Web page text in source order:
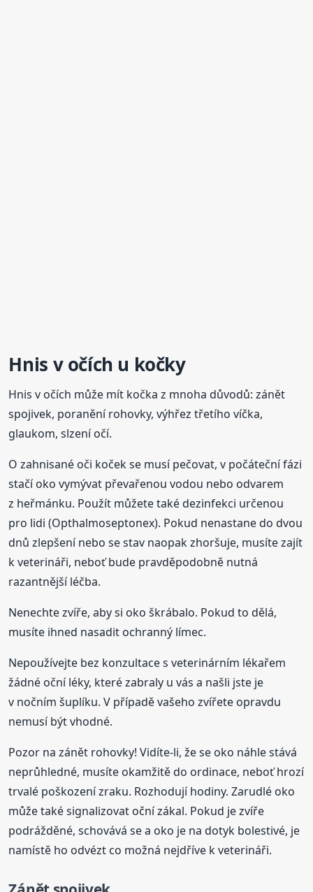
Hnis v očích u kočky
Hnis v očích může mít kočka z mnoha důvodů: zánět
spojivek, poranění rohovky, výhřez třetího víčka,
glaukom, slzení očí.
O zahnisané oči koček se musí pečovat, v počáteční fázi
stačí oko vymývat převařenou vodou nebo odvarem
z heřmánku. Použít můžete také dezinfekci určenou
pro lidi (Opthalmoseptonex). Pokud nenastane do dvou
dnů zlepšení nebo se stav naopak zhoršuje, musíte zajít
k veterináři, neboť bude pravděpodobně nutná
razantnější léčba.
Nenechte zvíře, aby si oko škrábalo. Pokud to dělá,
musíte ihned nasadit ochranný límec.
Nepoužívejte bez konzultace s veterinárním lékařem
žádné oční léky, které zabraly u vás a našli jste je
v nočním šuplíku. V případě vašeho zvířete opravdu
nemusí být vhodné.
Pozor na zánět rohovky! Vidíte-li, že se oko náhle stává
neprůhledné, musíte okamžitě do ordinace, neboť hrozí
trvalé poškození zraku. Rozhodují hodiny. Zarudlé oko
může také signalizovat oční zákal. Pokud je zvíře
podrážděné, schovává se a oko je na dotyk bolestivé, je
namístě ho odvézt co možná nejdříve k veterináři.